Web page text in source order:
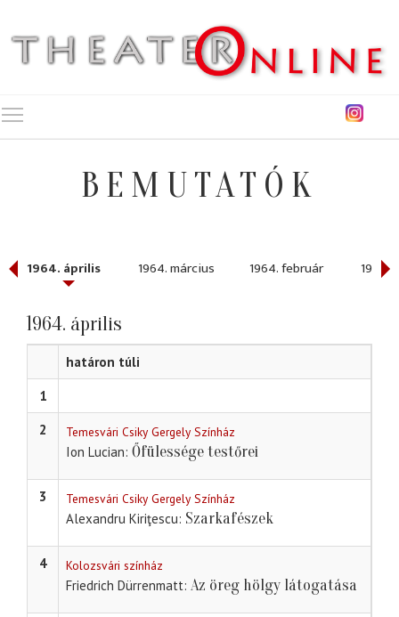
BEMUTATÓK
1964. április 1964. március 1964. február 1964.
1964. április
határon túli
1
2
Temesvári Csiky Gergely Színház
Ion Lucian Őfülessége testőrei
3 Temesvári Csiky Gergely Színház
Alexandru Kiriţescu Szarkafészek
4 Kolozsvári színház
Friedrich Dürrenmatt Az öreg hölgy látogatása